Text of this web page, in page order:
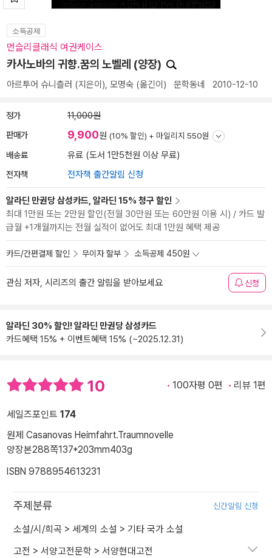
소득공제
먼슬리클래식 여권케이스
카사노바의 귀향.꿈의 노벨레 (양장)
아르투어 슈니츨러 (지은이), 모명숙 (옮긴이) 문학동네 2010-12-10
정가 11,000원
판매가 9,900원 (10% 할인) + 마일리지 550원
배송료 유료 (도서 1만5천원 이상 무료)
전자책 전자책 출간알림 신청
알라딘 만권당 삼성카드, 알라딘 15% 청구 할인
최대 1만원 또는 2만원 할인(전월 30만원 또는 60만원 이용 시) / 카드 발
급월 +1개월까지는 전월 실적이 없어도 최대 1만원 혜택 제공
카드/간편결제 할인 무이자 할부 소득공제 450원
관심 저자, 시리즈의 출간 알림을 받아보세요 신청
알라딘 30% 할인! 알라딘 만권당 삼성카드
카드혜택 15% + 이벤트혜택 15% (~2025.12.31)
10 100자평 0편 리뷰 1편
세일즈포인트 174
원제 Casanovas Heimfahrt.Traumnovelle
양장본288쪽137*203mm403g
ISBN 9788954613231
주제분류 신간알림 신청
소설/시/희곡 > 세계의 소설 > 기타 국가 소설
고전 > 서양고전문학 > 서양현대고전